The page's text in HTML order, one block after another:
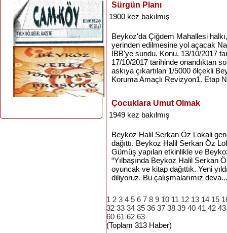
Sürgün Planı
1900 kez bakılmış
Beykoz'da Çiğdem Mahallesi
yerinden edilmesine yol açacak
İBB'ye sundu. Konu. 13/10/2017
17/10/2017 tarihinde onandıktan
askıya çıkartılan 1/5000 ölçekli
Koruma Amaçlı Revizyon1. Etap
Çocuklara Umut Olmak
1949 kez bakılmış
Beykoz Halil Serkan Öz Lokali
dağıttı. Beykoz Halil Serkan Öz
Gümüş yapılan etkinlikle ve
“Yılbaşında Beykoz Halil Serkan
oyuncak ve kitap dağıttık. Yeni
diliyoruz. Bu çalışmalarımız deva...
1 2 3 4 5 6 7 8 9 10 11 12 13 14 15
32 33 34 35 36 37 38 39 40 41 42 43
60 61 62 63
(Toplam 313 Haber)